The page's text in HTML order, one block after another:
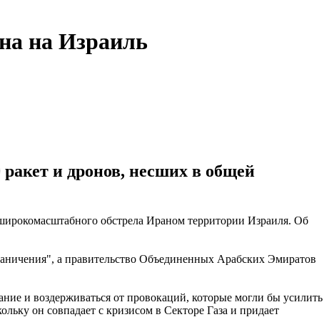
на Израиль
и дронов, несших в общей
обстрела Ираном территории Израиля. Об
а правительство Объединенных Арабских Эмиратов
и воздерживаться от провокаций, которые могли бы усилить
он совпадает с кризисом в Секторе Газа и придает